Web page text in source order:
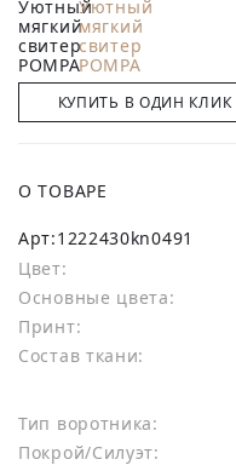
КУПИТЬ В ОДИН КЛИК
О ТОВАРЕ
Арт:1222430kn0491
Цвет:
Основные цвета:
Принт:
Состав ткани:
Тип воротника:
Покрой/Силуэт: